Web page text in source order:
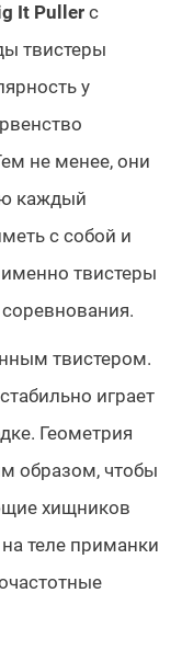
It Pullerс
твистеры
у
не менее, они
каждый
с собой и
твистеры
твистером.
стабильно играет
Геометрия
образом, чтобы
хищников
теле приманки